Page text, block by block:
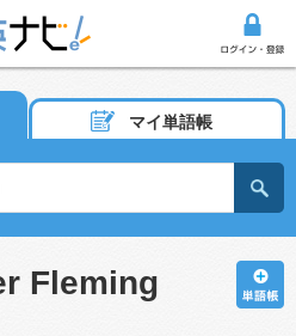
マイ単語帳
Fleming